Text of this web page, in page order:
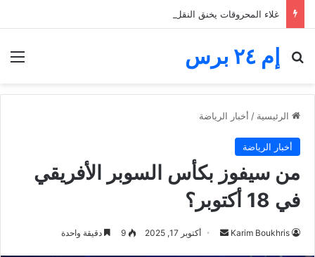
إم ٢٤ برس
بحث عن
الرئيسية / أخبار الرياضة
أخبار الرياضة
من سيفوز بكأس السوبر الأفريقي
في 18 أكتوبر؟
Karim Boukhris
أرسل أكتوبر 17, 2025 9 دقيقة واحدة